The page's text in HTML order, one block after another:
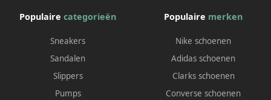
Populaire categorieën
Sneakers
Sandalen
Slippers
Pumps
Populaire merken
Nike schoenen
Adidas schoenen
Clarks schoenen
Converse schoenen